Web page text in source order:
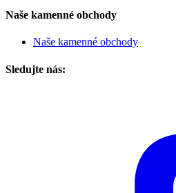
Naše kamenné obchody
Naše kamenné obchody
Sledujte nás: